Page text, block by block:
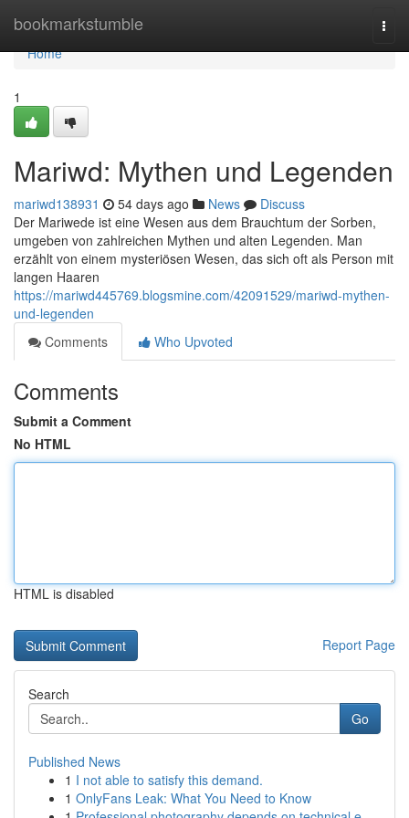
bookmarkstumble
Home
Home
1
Mariwd: Mythen und Legenden
mariwd138931 54 days ago News
Discuss
Der Mariwede ist eine Wesen aus dem Brauchtum der Sorben,
umgeben von zahlreichen Mythen und alten Legenden. Man
erzählt von einem mysteriösen Wesen, das sich oft als Person mit
langen Haaren
https://mariwd445769.blogsmine.com/42091529/mariwd-mythen-
und-legenden
Comments
Who Upvoted
Comments
Submit a Comment
No HTML
HTML is disabled
Report Page
Search
Go
Published News
1 I not able to satisfy this demand.
1 OnlyFans Leak: What You Need to Know